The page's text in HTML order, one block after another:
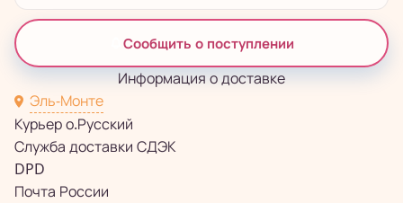
Сообщить о поступлении
Информация о доставке
Эль-Монте
Курьер о.Русский
Служба доставки СДЭК
DPD
Почта России